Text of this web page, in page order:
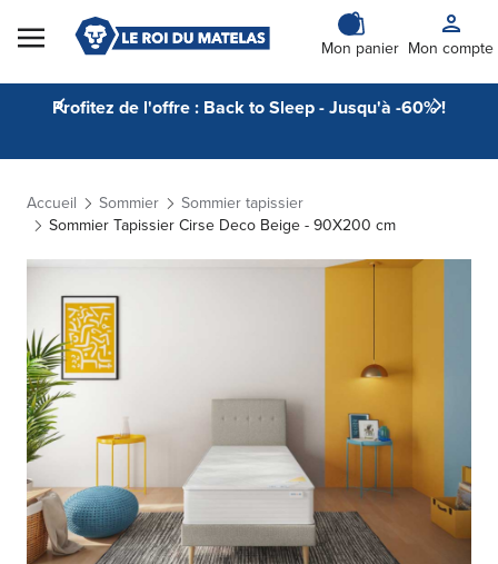
Skip to Content
Mon panier Mon compte
Profitez de l'offre : Back to Sleep - Jusqu'à -60% !
Accueil Sommier
Sommier tapissier
Sommier Tapissier Cirse Deco Beige - 90X200 cm